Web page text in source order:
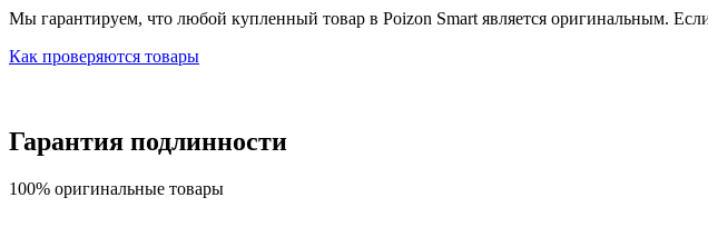
Мы гарантируем, что любой купленный товар в Poizon Smart является оригинальным.
Как проверяются товары
Гарантия подлинности
100% оригинальные товары